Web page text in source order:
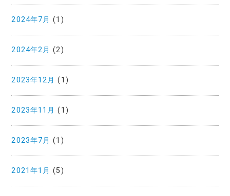
2024年7月 (1)
2024年2月 (2)
2023年12月 (1)
2023年11月 (1)
2023年7月 (1)
2021年1月 (5)